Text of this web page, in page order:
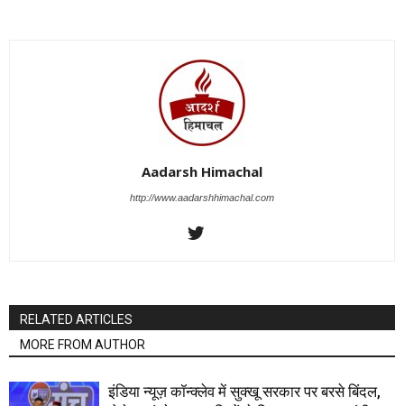
Aadarsh Himachal
http://www.aadarshhimachal.com
RELATED ARTICLES
MORE FROM AUTHOR
इंडिया न्यूज़ कॉन्क्लेव में सुक्खू सरकार पर बरसे बिंदल,